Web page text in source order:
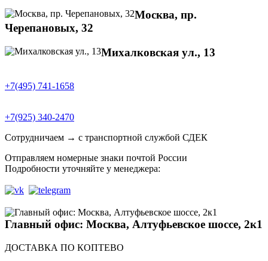
Москва, пр.
Черепановых, 32
Михалковская ул., 13
+7(495) 741-1658
+7(925) 340-2470
Сотрудничаем → с транспортной службой СДЕК
Отправляем номерные знаки почтой России
Подробности уточняйте у менеджера:
Главный офис: Москва, Алтуфьевское шоссе, 2к1
ДОСТАВКА ПО КОПТЕВО